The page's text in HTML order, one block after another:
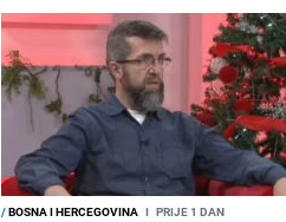
/BOSNA I HERCEGOVINA I PRIJE 1 DAN